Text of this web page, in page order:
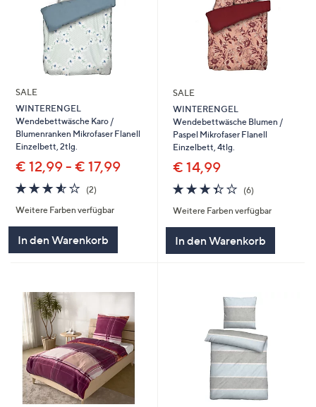
SALE
WINTERENGEL
Wendebettwäsche Karo /
Blumenranken Mikrofaser Flanell
Einzelbett, 2tlg.
€ 12,99 - € 17,99
3.5
von
5
(2)
Weitere Farben verfügbar
In den Warenkorb
SALE
WINTERENGEL
Wendebettwäsche Blumen /
Paspel Mikrofaser Flanell
Einzelbett, 4tlg.
€ 14,99
3.3
von
5
(6)
Weitere Farben verfügbar
In den Warenkorb